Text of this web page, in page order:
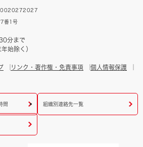
番1号
分まで
始除く）
リンク・著作権・免責事項
個人情報保護
間 組織別連絡先一覧